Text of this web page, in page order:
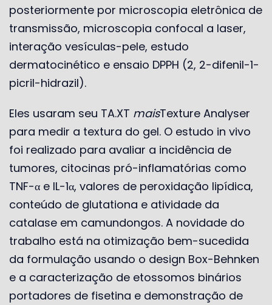
posteriormente por microscopia eletrônica de
transmissão, microscopia confocal a laser,
interação vesículas-pele, estudo
dermatocinético e ensaio DPPH (2, 2-difenil-1-
picril-hidrazil).
Eles usaram seu TA.XT maisTexture Analyser
para medir a textura do gel. O estudo in vivo
foi realizado para avaliar a incidência de
tumores, citocinas pró-inflamatórias como
TNF-α e IL-1α, valores de peroxidação lipídica,
conteúdo de glutationa e atividade da
catalase em camundongos. A novidade do
trabalho está na otimização bem-sucedida
da formulação usando o design Box-Behnken
e a caracterização de etossomos binários
portadores de fisetina e demonstração de